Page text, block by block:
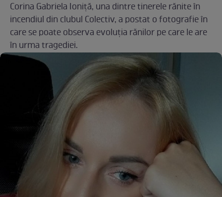
Corina Gabriela Ioniţă, una dintre tinerele rănite în
incendiul din clubul Colectiv, a postat o fotografie în
care se poate observa evoluţia rănilor pe care le are
în urma tragediei.